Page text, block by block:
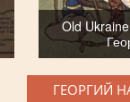
Old
ГЕОРГИЙ